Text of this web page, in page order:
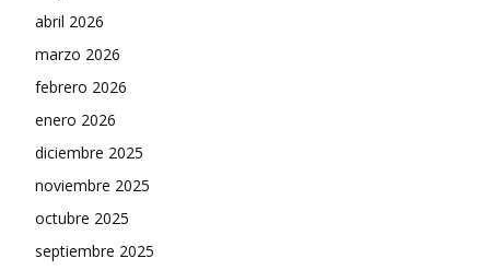
abril 2026
marzo 2026
febrero 2026
enero 2026
diciembre 2025
noviembre 2025
octubre 2025
septiembre 2025